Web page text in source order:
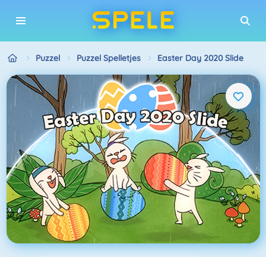
Puzzel Puzzel Spelletjes Easter Day 2020 Slide